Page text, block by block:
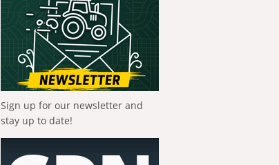
Sign up for our newsletter and
stay up to date!